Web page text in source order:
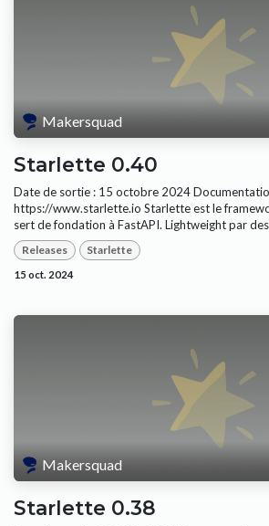
Makersquad
Starlette 0.40
Date de sortie : 15 octobre 2024
https://www.starlette.io Starlette est le
sert de fondation à FastAPI. Lightweight par
Releases Starlette
15 oct. 2024
Makersquad
Starlette 0.38